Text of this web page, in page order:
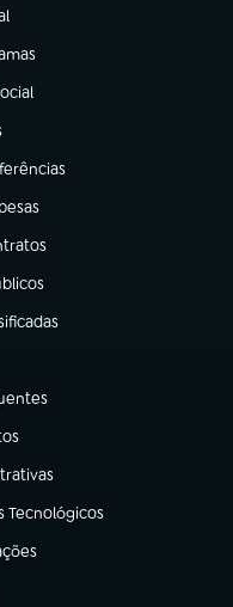
aba)
aba)
nova aba)
aba)
Tecnológicos